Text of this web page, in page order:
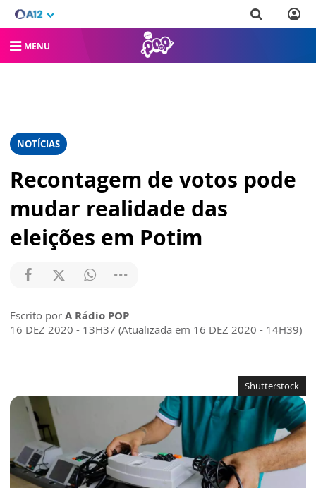
MENU
NOTÍCIAS
Recontagem de votos pode
mudar realidade das
eleições em Potim
Escrito por A Rádio POP
16 DEZ 2020 - 13H37 (Atualizada em 16 DEZ 2020 - 14H39)
Shutterstock